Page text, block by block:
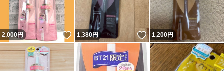
2,000円 いいね！
1,380円 いいね！
1,200円